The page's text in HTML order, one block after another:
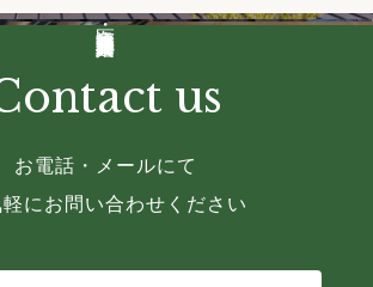
医療・福祉建築
公共建築
us
お電話・メールにて
にお問い合わせください